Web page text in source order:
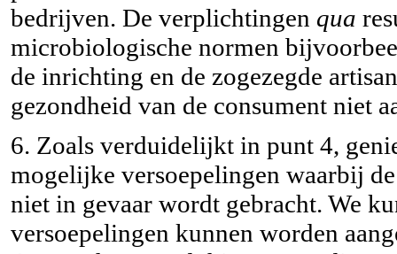
bedrijven. De verplichtingen qua
microbiologische normen
de inrichting en de zogezegde
gezondheid van de consument niet
6. Zoals verduidelijkt in punt 4,
mogelijke versoepelingen waarbij
niet in gevaar wordt gebracht. We
versoepelingen kunnen worden